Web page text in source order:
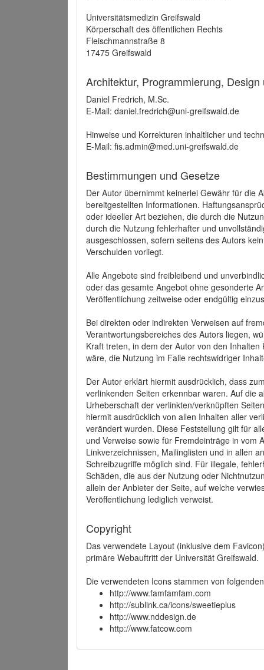
Universitätsmedizin Greifswald
Körperschaft des öffentlichen Rechts
Fleischmannstraße 8
17475 Greifswald
Architektur, Programmierung,
Daniel Fredrich, M.Sc.
E-Mail: daniel.fredrich@uni-greifswald.de
Hinweise und Korrekturen inhaltlicher und
E-Mail: fis.admin@med.uni-greifswald.de
Bestimmungen und Gesetze
Der Autor übernimmt keinerlei Gewähr für die
bereitgestellten Informationen.
oder ideeller Art beziehen, die durch die
durch die Nutzung fehlerhafter und
ausgeschlossen, sofern seitens des Autors
Verschulden vorliegt.
Alle Angebote sind freibleibend und
oder das gesamte Angebot ohne gesonderte
Veröffentlichung zeitweise oder endgültig
Bei direkten oder indirekten Verweisen auf
Verantwortungsbereiches des Autors liegen,
Kraft treten, in dem der Autor von den
wäre, die Nutzung im Falle rechtswidriger
Der Autor erklärt hiermit ausdrücklich, dass
verlinkenden Seiten erkennbar waren. Auf die
Urheberschaft der verlinkten/verknüpften
hiermit ausdrücklich von allen Inhalten aller
verändert wurden. Diese Feststellung gilt für
und Verweise sowie für Fremdeinträge in vom
Linkverzeichnissen, Mailinglisten und in allen
Schreibzugriffe möglich sind. Für illegale,
Schäden, die aus der Nutzung oder
allein der Anbieter der Seite, auf welche
Veröffentlichung lediglich verweist.
Copyright
Das verwendete Layout (inklusive dem
primäre Webauftritt der Universität Greifswald.
Die verwendeten Icons stammen von
http://www.famfamfam.com
http://sublink.ca/icons/sweetieplus
http://www.nddesign.de
http://www.fatcow.com